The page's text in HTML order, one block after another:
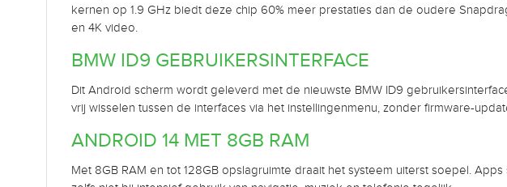
kernen op 1.9 GHz biedt deze chip 60% meer prestaties dan de oudere
en 4K video.
BMW ID9 GEBRUIKERSINTERFACE
Dit Android scherm wordt geleverd met de nieuwste BMW ID9
vrij wisselen tussen de interfaces via het instellingenmenu, zonder firmware-
ANDROID 14 MET 8GB RAM
Met 8GB RAM en tot 128GB opslagruimte draait het systeem uiterst soepel.